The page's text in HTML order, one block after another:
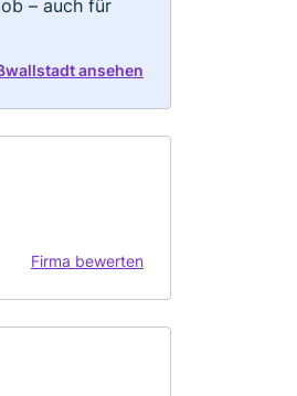
– auch für
ansehen
Firma bewerten